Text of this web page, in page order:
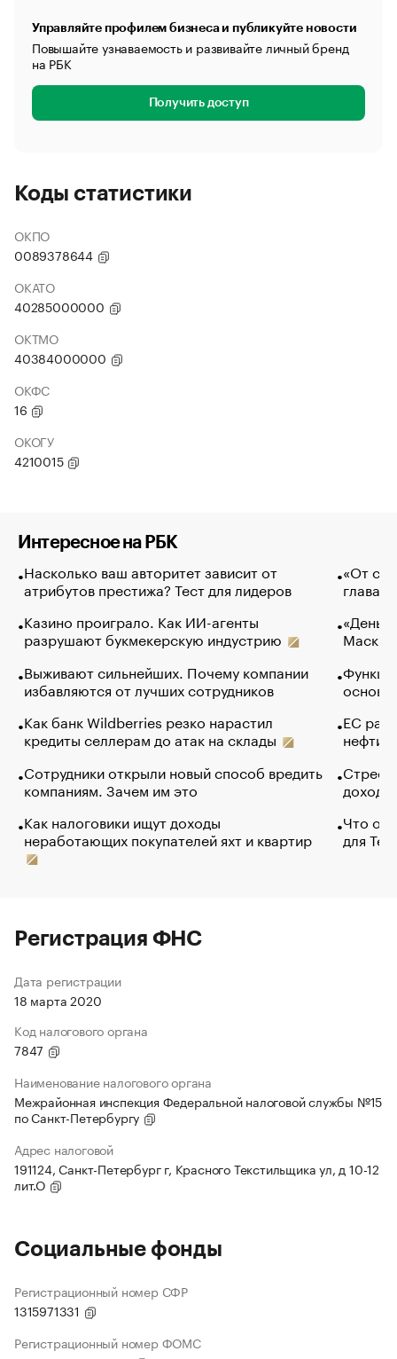
Управляйте профилем бизнеса и публикуйте новости
Повышайте узнаваемость и развивайте личный бренд
на РБК
Получить доступ
Коды статистики
ОКПО
0089378644
ОКАТО
40285000000
ОКТМО
40384000000
ОКФС
16
ОКОГУ
4210015
Интересное на РБК
Насколько ваш авторитет зависит от
атрибутов престижа? Тест для лидеров
Казино проиграло. Как ИИ-агенты
разрушают букмекерскую индустрию
Выживают сильнейших. Почему компании
избавляются от лучших сотрудников
Как банк Wildberries резко нарастил
кредиты селлерам до атак на склады
Сотрудники открыли новый способ вредить
компаниям. Зачем им это
Как налоговики ищут доходы
неработающих покупателей яхт и квартир
«От
глава
Маск в
основ
ЕС
нефти
Что
для
Регистрация ФНС
Дата регистрации
18 марта 2020
Код налогового органа
7847
Наименование налогового органа
Межрайонная инспекция Федеральной налоговой службы №15
по Санкт-Петербургу
Адрес налоговой
191124, Санкт-Петербург г, Красного Текстильщика ул, д 10-12
лит.О
Социальные фонды
Регистрационный номер СФР
1315971331
Регистрационный номер ФОМС